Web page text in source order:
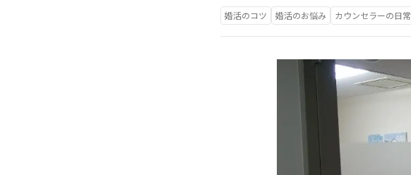
婚活のコツ 婚活のお悩み カウンセラーの日常